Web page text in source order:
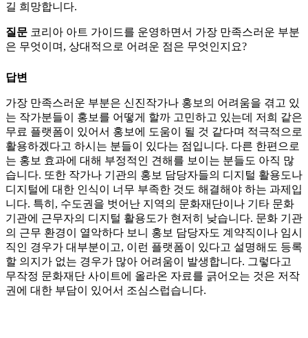
길 희망합니다.
질문 코리아 아트 가이드를 운영하면서 가장 만족스러운 부분
은 무엇이며, 상대적으로 어려운 점은 무엇인지요?
답변
가장 만족스러운 부분은 신진작가나 홍보의 어려움을 겪고 있
는 작가분들이 홍보를 어떻게 할까 고민하고 있는데 저희 같은
무료 플랫폼이 있어서 홍보에 도움이 될 것 같다며 적극적으로
활용하겠다고 하시는 분들이 있다는 점입니다. 다른 한편으로
는 홍보 효과에 대해 부정적인 견해를 보이는 분들도 아직 많
습니다. 또한 작가나 기관의 홍보 담당자들의 디지털 활용도나
디지털에 대한 인식이 너무 부족한 것도 해결해야 하는 과제입
니다. 특히, 수도권을 벗어난 지역의 문화재단이나 기타 문화
기관에 근무자의 디지털 활용도가 현저히 낮습니다. 문화 기관
의 근무 환경이 열악하다 보니 홍보 담당자도 계약직이나 임시
직인 경우가 대부분이고, 이런 플랫폼이 있다고 설명해도 등록
할 의지가 없는 경우가 많아 어려움이 발생합니다. 그렇다고
무작정 문화재단 사이트에 올라온 자료를 긁어오는 것은 저작
권에 대한 부담이 있어서 조심스럽습니다.